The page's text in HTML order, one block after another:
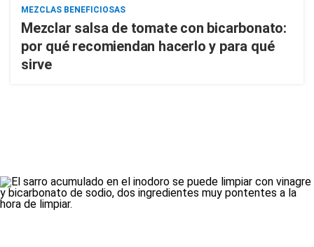
MEZCLAS BENEFICIOSAS
Mezclar salsa de tomate con bicarbonato:
por qué recomiendan hacerlo y para qué
sirve